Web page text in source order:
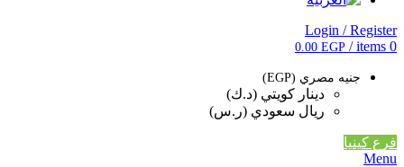
Login / Register
0
items
/
0.00 EGP
جنيه مصري (EGP)
دينار كويتي (د.ك)
ريال سعودي (ر.س)
فرع كينيا
Menu